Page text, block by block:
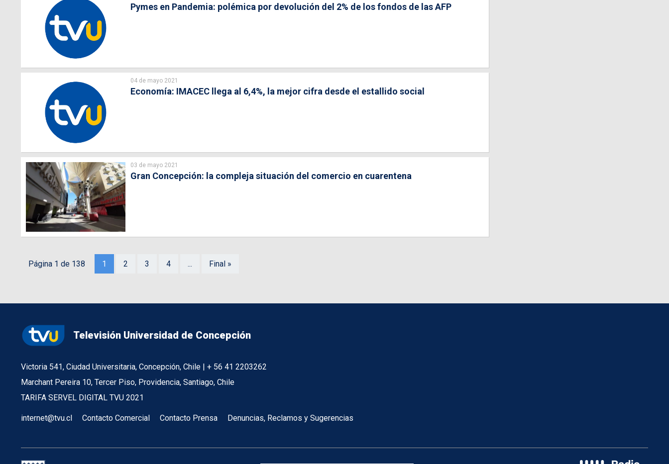
Pymes en Pandemia: polémica por devolución del 2% de los fondos de las AFP
04 de mayo 2021
Economía: IMACEC llega al 6,4%, la mejor cifra desde el estallido social
03 de mayo 2021
Gran Concepción: la compleja situación del comercio en cuarentena
Página 1 de 138 1 2 3 4 ... Final »
Televisión Universidad de Concepción
Victoria 541, Ciudad Universitaria, Concepción, Chile | + 56 41 2203262
Marchant Pereira 10, Tercer Piso, Providencia, Santiago, Chile
TARIFA SERVEL DIGITAL TVU 2021
internet@tvu.cl Contacto Comercial Contacto Prensa Denuncias, Reclamos y Sugerencias